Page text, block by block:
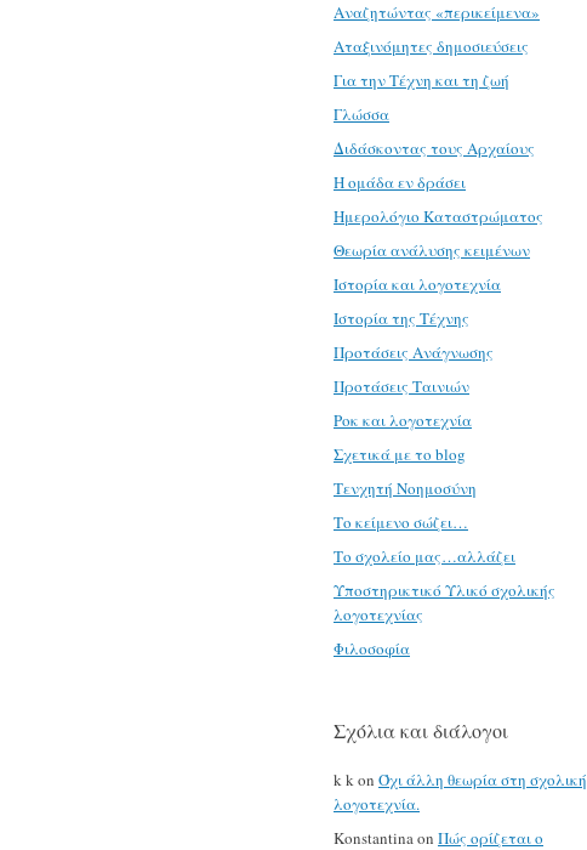
Αναζητώντας «περικείμενα»
Αταξινόμητες δημοσιεύσεις
Για την Τέχνη και τη ζωή
Γλώσσα
Διδάσκοντας τους Αρχαίους
Η ομάδα εν δράσει
Ημερολόγιο Καταστρώματος
Θεωρία ανάλυσης κειμένων
Ιστορία και λογοτεχνία
Ιστορία της Τέχνης
Προτάσεις Ανάγνωσης
Προτάσεις Ταινιών
Ροκ και λογοτεχνία
Σχετικά με το blog
Τενχητή Νοημοσύνη
Το κείμενο σώζει…
Το σχολείο μας…αλλάζει
Υποστηρικτικό Υλικό σχολικής
λογοτεχνίας
Φιλοσοφία
Σχόλια και διάλογοι
k kon Όχι άλλη θεωρία στη σχολική
λογοτεχνία.
Konstantinaon Πώς ορίζεται ο